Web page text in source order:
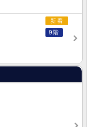
新着
9階